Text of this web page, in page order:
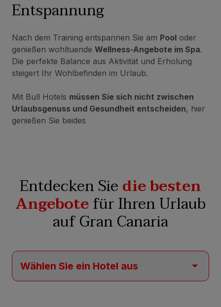
Entspannung
Nach dem Training entspannen Sie am Pool oder
genießen wohltuende Wellness-Angebote im Spa.
Die perfekte Balance aus Aktivität und Erholung
steigert Ihr Wohlbefinden im Urlaub.
Mit Bull Hotels müssen Sie sich nicht zwischen
Urlaubsgenuss und Gesundheit entscheiden, hier
genießen Sie beides
Entdecken Siedie besten
Angebotefür Ihren Urlaub
auf Gran Canaria